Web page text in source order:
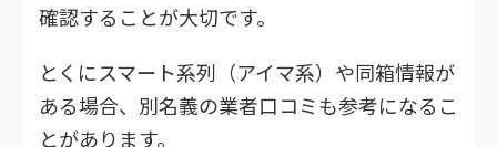
確認することが大切です。
とくにスマート系列（アイマ系）や同箱情報が
ある場合、別名義の業者口コミも参考になるこ
とがあります。